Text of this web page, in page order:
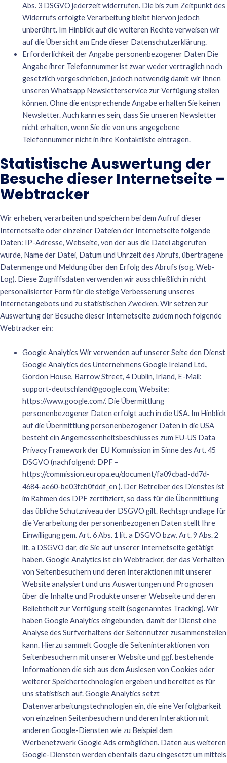
Abs. 3 DSGVO jederzeit widerrufen. Die bis zum Zeitpunkt des
Widerrufs erfolgte Verarbeitung bleibt hiervon jedoch
unberührt. Im Hinblick auf die weiteren Rechte verweisen wir
auf die Übersicht am Ende dieser Datenschutzerklärung.
Erforderlichkeit der Angabe personenbezogener Daten Die
Angabe ihrer Telefonnummer ist zwar weder vertraglich noch
gesetzlich vorgeschrieben, jedoch notwendig damit wir Ihnen
unseren Whatsapp Newsletterservice zur Verfügung stellen
können. Ohne die entsprechende Angabe erhalten Sie keinen
Newsletter. Auch kann es sein, dass Sie unseren Newsletter
nicht erhalten, wenn Sie die von uns angegebene
Telefonnummer nicht in ihre Kontaktliste eintragen.
Statistische Auswertung der
Besuche dieser Internetseite –
Webtracker
Wir erheben, verarbeiten und speichern bei dem Aufruf dieser
Internetseite oder einzelner Dateien der Internetseite folgende
Daten: IP-Adresse, Webseite, von der aus die Datei abgerufen
wurde, Name der Datei, Datum und Uhrzeit des Abrufs, übertragene
Datenmenge und Meldung über den Erfolg des Abrufs (sog. Web-
Log). Diese Zugriffsdaten verwenden wir ausschließlich in nicht
personalisierter Form für die stetige Verbesserung unseres
Internetangebots und zu statistischen Zwecken. Wir setzen zur
Auswertung der Besuche dieser Internetseite zudem noch folgende
Webtracker ein:
Google Analytics Wir verwenden auf unserer Seite den Dienst
Google Analytics des Unternehmens Google Ireland Ltd.,
Gordon House, Barrow Street, 4 Dublin, Irland, E-Mail:
support-deutschland@google.com, Website:
https://www.google.com/. Die Übermittlung
personenbezogener Daten erfolgt auch in die USA. Im Hinblick
auf die Übermittlung personenbezogener Daten in die USA
besteht ein Angemessenheitsbeschlusses zum EU-US Data
Privacy Framework der EU Kommission im Sinne des Art. 45
DSGVO (nachfolgend: DPF –
https://commission.europa.eu/document/fa09cbad-dd7d-
4684-ae60-be03fcb0fddf_en ). Der Betreiber des Dienstes ist
im Rahmen des DPF zertifiziert, so dass für die Übermittlung
das übliche Schutzniveau der DSGVO gilt. Rechtsgrundlage für
die Verarbeitung der personenbezogenen Daten stellt Ihre
Einwilligung gem. Art. 6 Abs. 1 lit. a DSGVO bzw. Art. 9 Abs. 2
lit. a DSGVO dar, die Sie auf unserer Internetseite getätigt
haben. Google Analytics ist ein Webtracker, der das Verhalten
von Seitenbesuchern und deren Interaktionen mit unserer
Website analysiert und uns Auswertungen und Prognosen
über die Inhalte und Produkte unserer Webseite und deren
Beliebtheit zur Verfügung stellt (sogenanntes Tracking). Wir
haben Google Analytics eingebunden, damit der Dienst eine
Analyse des Surfverhaltens der Seitennutzer zusammenstellen
kann. Hierzu sammelt Google die Seiteninteraktionen von
Seitenbesuchern mit unserer Website und ggf. bestehende
Informationen die sich aus dem Auslesen von Cookies oder
weiterer Speichertechnologien ergeben und bereitet es für
uns statistisch auf. Google Analytics setzt
Datenverarbeitungstechnologien ein, die eine Verfolgbarkeit
von einzelnen Seitenbesuchern und deren Interaktion mit
anderen Google-Diensten wie zu Beispiel dem
Werbenetzwerk Google Ads ermöglichen. Daten aus weiteren
Google-Diensten werden ebenfalls dazu eingesetzt um mittels